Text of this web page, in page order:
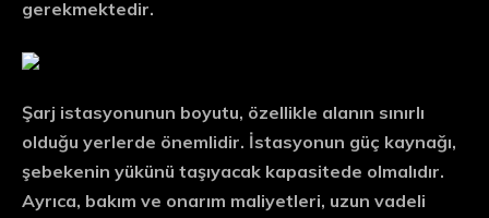
gerekmektedir.
Şarj istasyonunun boyutu, özellikle alanın sınırlı
olduğu yerlerde önemlidir. İstasyonun güç kaynağı,
şebekenin yükünü taşıyacak kapasitede olmalıdır.
Ayrıca, bakım ve onarım maliyetleri, uzun vadeli